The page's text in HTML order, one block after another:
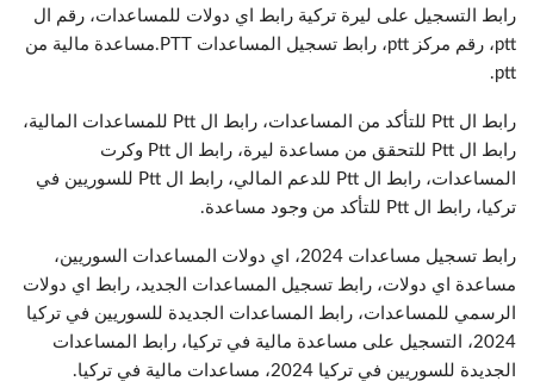
رابط التسجيل على ليرة تركية رابط اي دولات للمساعدات، رقم ال
ptt، رقم مركز ptt، رابط تسجيل المساعدات PTT.مساعدة مالية من
ptt.
رابط ال Ptt للتأكد من المساعدات، رابط ال Ptt للمساعدات المالية،
رابط ال Ptt للتحقق من مساعدة ليرة، رابط ال Ptt وكرت
المساعدات، رابط ال Ptt للدعم المالي، رابط ال Ptt للسوريين في
تركيا، رابط ال Ptt للتأكد من وجود مساعدة.
رابط تسجيل مساعدات 2024، اي دولات المساعدات السوريين،
مساعدة اي دولات، رابط تسجيل المساعدات الجديد، رابط اي دولات
الرسمي للمساعدات، رابط المساعدات الجديدة للسوريين في تركيا
2024، التسجيل على مساعدة مالية في تركيا، رابط المساعدات
الجديدة للسوريين في تركيا 2024، مساعدات مالية في تركيا.